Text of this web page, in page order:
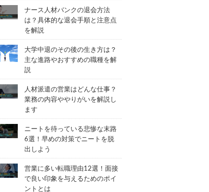
ナース人材バンクの退会方法
は？具体的な退会手順と注意点
を解説
大学中退のその後の生き方は？
主な進路やおすすめの職種を解
説
人材派遣の営業はどんな仕事？
業務の内容ややりがいを解説し
ます
ニートを待っている悲惨な末路
6選！早めの対策でニートを脱
出しよう
営業に多い転職理由12選！面接
で良い印象を与えるためのポイ
ントとは